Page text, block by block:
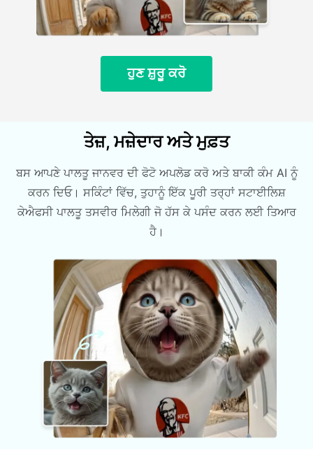
ਹੁਣ ਸ਼ੁਰੂ ਕਰੋ
ਤੇਜ਼, ਮਜ਼ੇਦਾਰ ਅਤੇ ਮੁਫ਼ਤ
ਬਸ ਆਪਣੇ ਪਾਲਤੂ ਜਾਨਵਰ ਦੀ ਫੋਟੋ ਅਪਲੋਡ ਕਰੋ ਅਤੇ ਬਾਕੀ ਕੰਮ AI ਨੂੰ
ਕਰਨ ਦਿਓ। ਸਕਿੰਟਾਂ ਵਿੱਚ, ਤੁਹਾਨੂੰ ਇੱਕ ਪੂਰੀ ਤਰ੍ਹਾਂ ਸਟਾਈਲਿਸ਼
ਕੇਐਫਸੀ ਪਾਲਤੂ ਤਸਵੀਰ ਮਿਲੇਗੀ ਜੋ ਹੱਸ ਕੇ ਪਸੰਦ ਕਰਨ ਲਈ ਤਿਆਰ
ਹੈ।